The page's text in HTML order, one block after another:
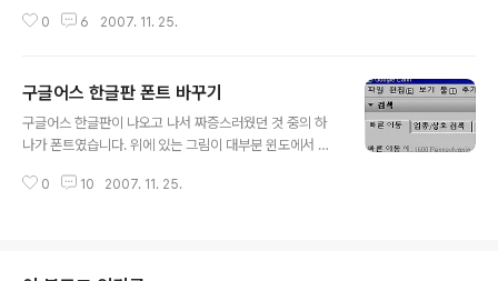
코드를 이용하여, 브라질에서 Geoportal 3D라는 가상
600여개의 도시에는 정사사진이 포함되어 있다는 내용도
있고요. 아무 생각없이 링크를 따라가, Earth Is Squre 라
는 블로그를 보자 깜짝 놀랬습니다. 아래 그림을 발견했기
하지 않습니까? 브라질의 Geoportal이라는 사이트에 들
0 6 2007. 11. 25.
구글어스 한글판 폰트 바꾸기
구글어스 한글판이 나오고 나서 짜증스러웠던 것 중의 하
나가 폰트였습니다. 위에 있는 그림이 대부분 윈도에서 실
은 모니터니 다행이지 해상도를 낮추면 정말 정말 짜증스
0 10 2007. 11. 25.